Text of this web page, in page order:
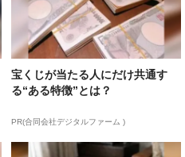
宝くじが当たる人にだけ共通す
る“ある特徴”とは？
PR(合同会社デジタルファーム )